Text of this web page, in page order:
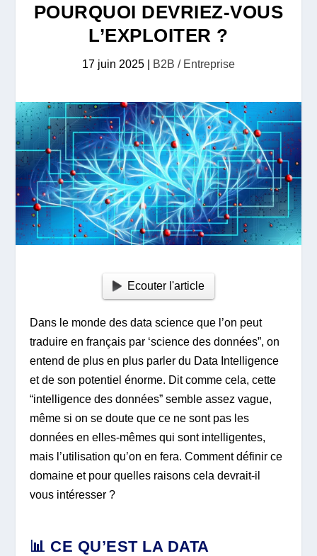
POURQUOI DEVRIEZ-VOUS
L’EXPLOITER ?
17 juin 2025 B2B / Entreprise
Ecouter l'article
Dans le monde des data science que l’on peut
traduire en français par ‘science des données”, on
entend de plus en plus parler du Data Intelligence
et de son potentiel énorme. Dit comme cela, cette
“intelligence des données” semble assez vague,
même si on se doute que ce ne sont pas les
données en elles-mêmes qui sont intelligentes,
mais l’utilisation qu’on en fera. Comment définir ce
domaine et pour quelles raisons cela devrait-il
vous intéresser ?
📊 CE QU’EST LA DATA